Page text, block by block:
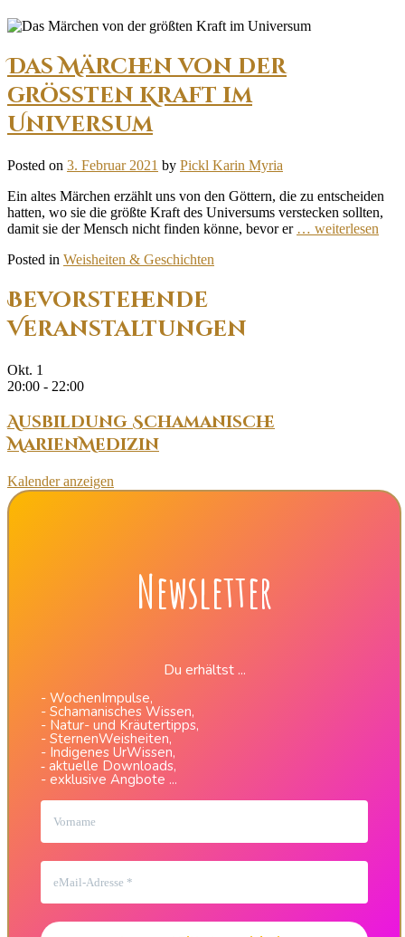
Das Märchen von der
größten Kraft im
Universum
Posted on 3. Februar 2021 by Pickl Karin Myria
Ein altes Märchen erzählt uns von den Göttern, die zu entscheiden
hatten, wo sie die größte Kraft des Universums verstecken sollten,
damit sie der Mensch nicht finden könne, bevor er … weiterlesen
Posted in Weisheiten & Geschichten
Bevorstehende
Veranstaltungen
Okt. 1
20:00 - 22:00
Ausbildung Schamanische
MarienMedizin
Kalender anzeigen
Newsletter
Du erhältst ...
- WochenImpulse,
- Schamanisches Wissen,
- Natur- und Kräutertipps,
- SternenWeisheiten,
- Indigenes UrWissen,
- aktuelle Downloads,
- exklusive Angbote ...